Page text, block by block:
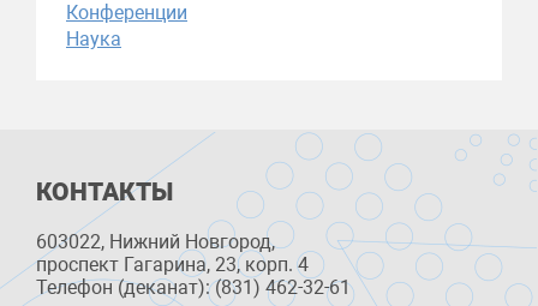
Конференции
Наука
КОНТАКТЫ
603022, Нижний Новгород,
проспект Гагарина, 23, корп. 4
Телефон (деканат): (831) 462-32-61